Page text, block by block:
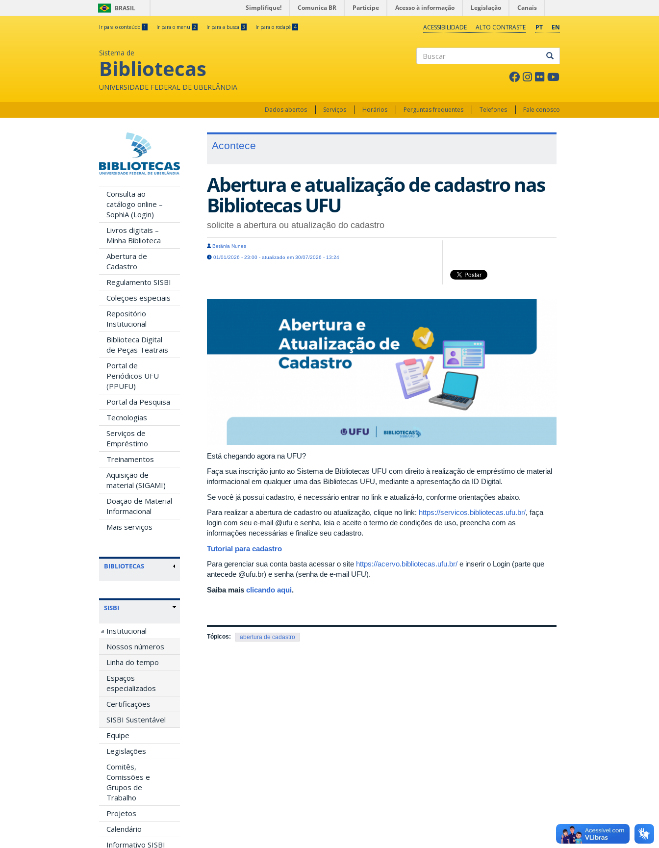
BRASIL Simplifique! Comunica BR Participe Acesso à informação Legislação Canais
Ir para o conteúdo 1 Ir para o menu 2 Ir para a busca 3 Ir para o rodapé 4 PT EN
ACESSIBILIDADE ALTO CONTRASTE
Sistema de
Bibliotecas
UNIVERSIDADE FEDERAL DE UBERLÂNDIA
Dados abertos Serviços Horários Perguntas frequentes Telefones Fale conosco
Consulta ao
catálogo online –
SophiA (Login)
Livros digitais –
Minha Biblioteca
Abertura de
Cadastro
Regulamento SISBI
Coleções especiais
Repositório
Institucional
Biblioteca Digital
de Peças Teatrais
Portal de
Periódicos UFU
(PPUFU)
Portal da Pesquisa
Tecnologias
Serviços de
Empréstimo
Treinamentos
Aquisição de
material (SIGAMI)
Doação de Material
Informacional
Mais serviços
BIBLIOTECAS
SISBI
Institucional
Nossos números
Linha do tempo
Espaços
especializados
Certificações
SISBI Sustentável
Equipe
Legislações
Comitês,
Comissões e
Grupos de
Trabalho
Projetos
Calendário
Informativo SISBI
Acontece
Abertura e atualização de cadastro nas
Bibliotecas UFU
solicite a abertura ou atualização do cadastro
Betânia Nunes
01/01/2026 - 23:00 - atualizado em 30/07/2026 - 13:24
Está chegando agora na UFU?
Faça sua inscrição junto ao Sistema de Bibliotecas UFU com direito à realização de empréstimo de material
informacional em qualquer uma das Bibliotecas UFU, mediante a apresentação da ID Digital.
Se você já possui cadastro, é necessário entrar no link e atualizá-lo, conforme orientações abaixo.
Para realizar a abertura de cadastro ou atualização, clique no link: https://servicos.bibliotecas.ufu.br/, faça
login com seu e-mail @ufu e senha, leia e aceite o termo de condições de uso, preencha com as
informações necessárias e finalize seu cadastro.
Tutorial para cadastro
Para gerenciar sua conta basta acessar o site https://acervo.bibliotecas.ufu.br/ e inserir o Login (parte que
antecede @ufu.br) e senha (senha de e-mail UFU).
Saiba mais clicando aqui.
Tópicos: abertura de cadastro